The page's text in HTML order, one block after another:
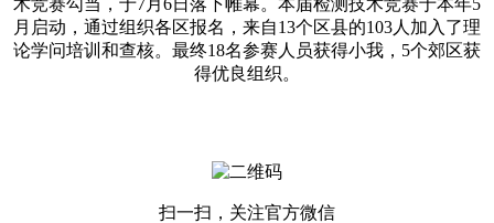
月启动，通过组织各区报名，来自13个区县的103人加入了理
论学问培训和查核。最终18名参赛人员获得小我，5个郊区获
得优良组织。
扫一扫，关注官方微信